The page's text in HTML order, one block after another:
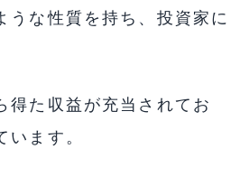
うな性質を持ち、投資家に
得た収益が充当されてお
ます。